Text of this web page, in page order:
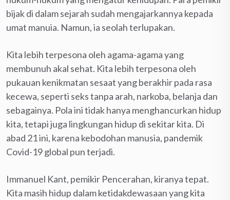
bijak di dalam sejarah sudah mengajarkannya kepada
umat manuia. Namun, ia seolah terlupakan.
Kita lebih terpesona oleh agama-agama yang
membunuh akal sehat. Kita lebih terpesona oleh
pukauan kenikmatan sesaat yang berakhir pada rasa
kecewa, seperti seks tanpa arah, narkoba, belanja dan
sebagainya. Pola ini tidak hanya menghancurkan hidup
kita, tetapi juga lingkungan hidup di sekitar kita. Di
abad 21 ini, karena kebodohan manusia, pandemik
Covid-19 global pun terjadi.
Immanuel Kant, pemikir Pencerahan, kiranya tepat.
Kita masih hidup dalam ketidakdewasaan yang kita